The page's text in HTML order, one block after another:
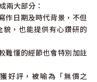
兩大部分：
作日期及時代背景，不但
，也能提供有心鑽研的
難懂的經節也會特別加註
好評，被喻為「無價之